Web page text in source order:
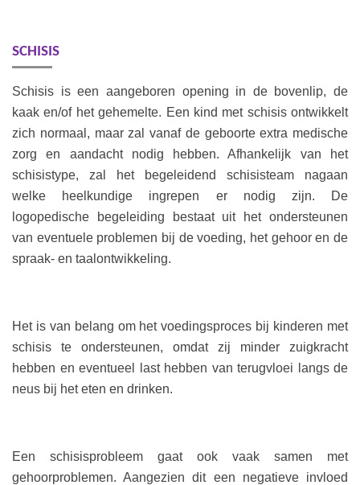
SCHISIS
Schisis is een aangeboren opening in de bovenlip, de
kaak en/of het gehemelte. Een kind met schisis ontwikkelt
zich normaal, maar zal vanaf de geboorte extra medische
zorg en aandacht nodig hebben. Afhankelijk van het
schisistype, zal het begeleidend schisisteam nagaan
welke heelkundige ingrepen er nodig zijn. De
logopedische begeleiding bestaat uit het ondersteunen
van eventuele problemen bij de voeding, het gehoor en de
spraak- en taalontwikkeling.
Het is van belang om het voedingsproces bij kinderen met
schisis te ondersteunen, omdat zij minder zuigkracht
hebben en eventueel last hebben van terugvloei langs de
neus bij het eten en drinken.
Een schisisprobleem gaat ook vaak samen met
gehoorproblemen. Aangezien dit een negatieve invloed